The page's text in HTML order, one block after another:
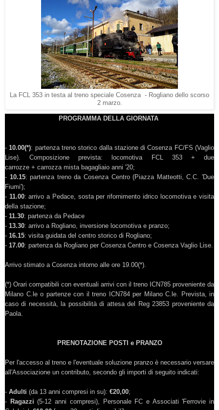
La FCL 353 in testa al treno speciale Cosenza - Rogliano dello scorso
2 marzo.
PROGRAMMA DELLA GIORNATA
- 10.00(*): partenza treno storico dalla stazione di Cosenza FC/FS (Vaglio
Lise).Composizione prevista: locomotiva FCL 353 + due
carrozze + carrozza mista bagagliaio anni '20;
- 10.15: partenza treno da Cosenza Centro (Piazza Matteotti, C.C. 'Due
Fiumi');
- 11.00: arrivo a Pedace, sosta per rifornimento idrico locomotiva e visita
della stazione;
- 11.30: partenza da Pedace
- 13.30: arrivo a Rogliano, inversione locomotiva e pranzo;
- 16.15: visita guidata del centro storico di Rogliano;
- 17.00: partenza da Rogliano per Cosenza Centro e Cosenza Vaglio Lise.
Arrivo stimato a Cosenza intorno alle ore 19.00(*).
(*) Orari compatibili con eventuali arrivi con il treno ICN785 proveniente da
Milano C.le o partenze con il treno ICN784 per Milano C.le. Prevista, in
caso di necessità, la possibilità di attesa del Reg 23853 proveniente da
Paola.
PRENOTAZIONE POSTI e PRANZO
Per l'accesso al treno e l'eventuale soluzione pranzo è necessario versare
all'Associazione un contributo, secondo gli importi di seguito indicati:
- Adulti (da 13 anni compresi in su): €20,00;
- Ragazzi (5-12 anni compresi), Personale FC e Associati 'Ferrovie in